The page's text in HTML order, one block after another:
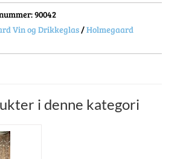
: 90042
Vin og Drikkeglas/Holmegaard
i denne kategori